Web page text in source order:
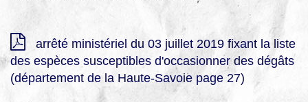
arrêté ministériel du 03 juillet 2019 fixant la liste
des espèces susceptibles d'occasionner des dégâts
(département de la Haute-Savoie page 27)